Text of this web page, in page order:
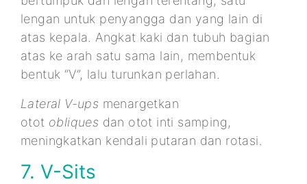
lengan untuk penyangga dan yang lain di
atas kepala. Angkat kaki dan tubuh bagian
atas ke arah satu sama lain, membentuk
bentuk “V”, lalu turunkan perlahan.
Lateral V-ups menargetkan
otot obliques dan otot inti samping,
meningkatkan kendali putaran dan rotasi.
7. V-Sits